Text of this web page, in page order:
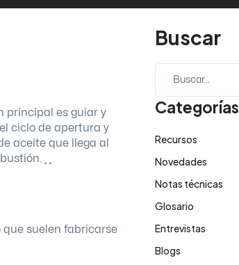
principal es guiar y
ciclo de apertura y
aceite que llega al
que suelen fabricarse
Buscar
Categorías
Recursos
Novedades
Notas técnicas
Glosario
Entrevistas
Blogs